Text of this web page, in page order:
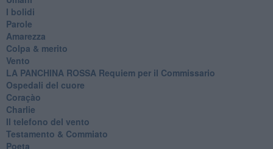
I bolidi
Parole
Amarezza
Colpa & merito
Vento
​LA PANCHINA ROSSA Requiem per il Commissario
Ospedali del cuore
Coraçào
Charlie
Il telefono del vento
Testamento & Commiato
Poeta